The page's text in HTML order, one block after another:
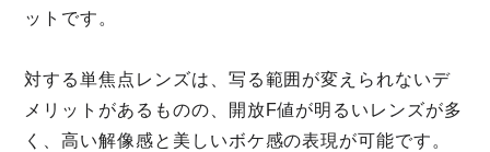
ットです。
対する単焦点レンズは、写る範囲が変えられないデ
メリットがあるものの、開放F値が明るいレンズが多
く、高い解像感と美しいボケ感の表現が可能です。